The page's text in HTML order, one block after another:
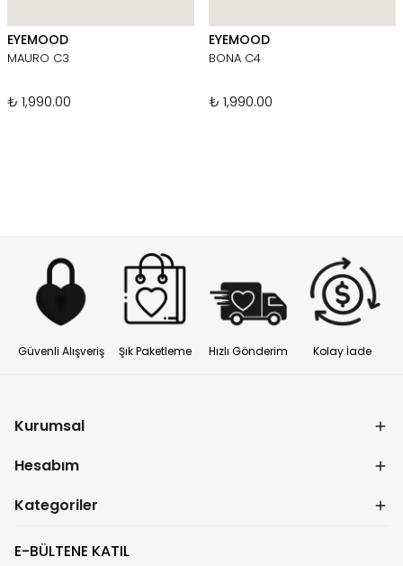
EYEMOOD
MAURO C3
₺ 1,990.00
EYEMOOD
BONA C4
₺ 1,990.00
Güvenli Alışveriş Şık Paketleme Hızlı Gönderim Kolay İade
Kurumsal
Hesabım
Kategoriler
E-BÜLTENE KATIL